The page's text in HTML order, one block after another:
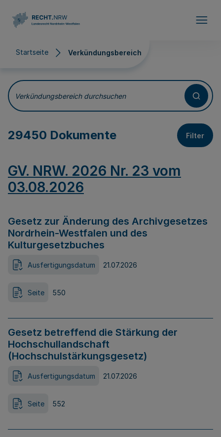
Startseite Verkündungsbereich
Verkündungsbereich
Verkündungsbereich durchsuchen
29450 Dokumente Filter
GV. NRW. 2026 Nr. 23 vom
03.08.2026
Gesetz zur Änderung des Archivgesetzes
Nordrhein-Westfalen und des
Kulturgesetzbuches
Ausfertigungsdatum 21.07.2026
Seite 550
Gesetz betreffend die Stärkung der
Hochschullandschaft
(Hochschulstärkungsgesetz)
Ausfertigungsdatum 21.07.2026
Seite 552